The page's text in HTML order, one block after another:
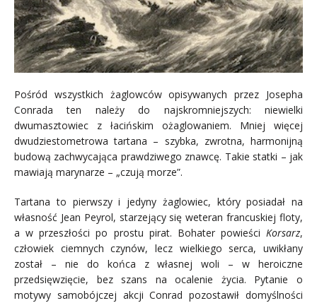
Pośród wszystkich żaglowców opisywanych przez Josepha
Conrada ten należy do najskromniejszych: niewielki
dwumasztowiec z łacińskim ożaglowaniem. Mniej więcej
dwudziestometrowa tartana – szybka, zwrotna, harmonijną
budową zachwycająca prawdziwego znawcę. Takie statki – jak
mawiają marynarze – „czują morze”.
Tartana to pierwszy i jedyny żaglowiec, który posiadał na
własność Jean Peyrol, starzejący się weteran francuskiej floty,
a w przeszłości po prostu pirat. Bohater powieści Korsarz,
człowiek ciemnych czynów, lecz wielkiego serca, uwikłany
został – nie do końca z własnej woli – w heroiczne
przedsięwzięcie, bez szans na ocalenie życia. Pytanie o
motywy samobójczej akcji Conrad pozostawił domyślności